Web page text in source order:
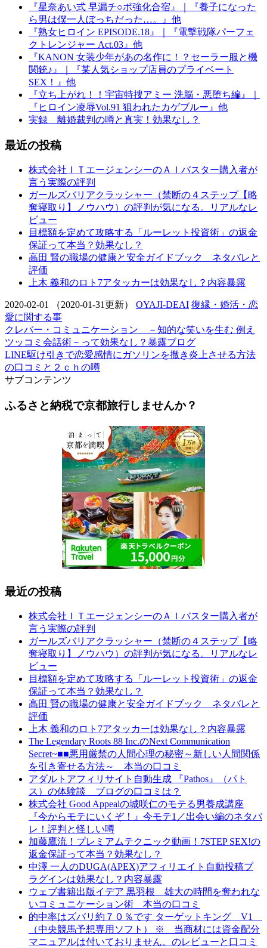
『星奈あい式 早漏チ○ポ強化合宿』｜『養子になった
ら男は僕一人ぼっちだった…。』他
『熟女ヒロイン EPISODE.18』｜『電撃戦隊パーフェ
クトレンジャー Act.03』他
『KANON 女装少年があの名作に！？セーラー服と機
関銃♪』｜『某人気ショップ店員のプライベート
SEX！』他
『立ち上がれ！！宇宙特捜アミー 洗脳・悪堕ち編』｜
『ヒロイン凌辱Vol.91 狙われたカゲブルー』他
実録 離婚裁判の噂と真実！効果なし？
最近の投稿
株式会社ＩＴエージェンシーのＡＩバスター購入者が
言う実際の評判
ガールズバリアクラッシャー（禁断の４ステップ【略
奪寝取り】ノウハウ）の評判が気になる。リアルなレ
ビュー
目標額を定めて攻略する「ルーレット投資術」の返金
保証って本当？効果なし？
高田 賢の職場の健康と安全ガイドブック ネタバレと
評価
上木 義和のロト7アタッカーは効果なし？内容暴露
2020-02-01 （2020-01-31更新） OYAJI-DEAI 復縁・婚活・恋
愛に関する事
クレバー・コミュニケーション －知的な笑いを生む 例え
ツッコミ会話術－って効果なし？暴露ブログ
LINE駆け引きで恋愛感情にガソリンを撒き炎上させる方法
の口コミと２ｃｈの噂
サブコンテンツ
ふるさと納税で京都旅行しませんか？
最近の投稿
株式会社ＩＴエージェンシーのＡＩバスター購入者が
言う実際の評判
ガールズバリアクラッシャー（禁断の４ステップ【略
奪寝取り】ノウハウ）の評判が気になる。リアルなレ
ビュー
目標額を定めて攻略する「ルーレット投資術」の返金
保証って本当？効果なし？
高田 賢の職場の健康と安全ガイドブック ネタバレと
評価
上木 義和のロト7アタッカーは効果なし？内容暴露
The Legendary Roots 88 Inc.のNext Communication
Secret~■■悪用厳禁の人間心理の秘密～新しい人間関係
を引き寄せる方法～ 本当の口コミ
アダルトアフィリサイト自動生成 『Pathos』（パト
ス）の体験談 ブログの口コミは？
株式会社 Good Appealの城咲仁のモテる男養成講座
『今からモテにいくぞ！』今モテ1／出会い編のネタバ
レ！評判と怪しい噂
加藤鷹流！プレミアムテクニック動画！7STEP SEX!の
返金保証って本当？効果なし？
中澤 一人のDUGA(APEX)アフィリエイト自動投稿プ
ラグインは効果なし？内容暴露
ウェブ書籍出版イデア 黒羽根 雄大の時間を奪われな
いコミュニケーション術 本当の口コミ
的中率はズバリ約７０％です ターゲットキング V1
（中央競馬予想専用ソフト） ※ 当商材には資金配分
マニュアルは付いておりません。のレビューと口コミ